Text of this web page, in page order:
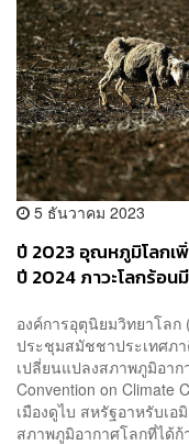
5 ธันวาคม 2023
ปี 2023 อุณหภูมิโลกเ
ปี 2024 ภาวะโลกร้อน
องค์การอุตุนิยมวิทยาโลก
ประชุมสมัชชาประเทศภ
เปลี่ยนแปลงสภาพภูมิอาก
Convention on Climate
เมืองดูไบ สหรัฐอาหรับเ
สภาพภูมิอากาศโลกที่ได้ก้